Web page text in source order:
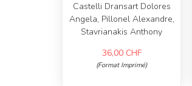
Castelli Dransart Dolores
Angela, Pillonel Alexandre,
Stavrianakis Anthony
36,00 CHF
(Format Imprimé)